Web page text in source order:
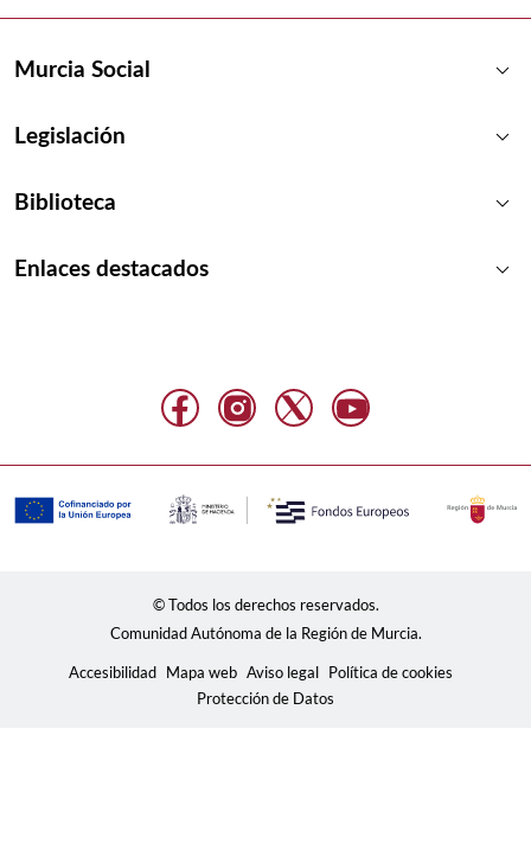
Murcia Social keyboard_arrow_down
Legislación keyboard_arrow_down
Biblioteca keyboard_arrow_down
Enlaces destacados keyboard_arrow_down
© Todos los derechos reservados.
Comunidad Autónoma de la Región de Murcia.
Accesibilidad Mapa web Aviso legal Política de cookies
Protección de Datos